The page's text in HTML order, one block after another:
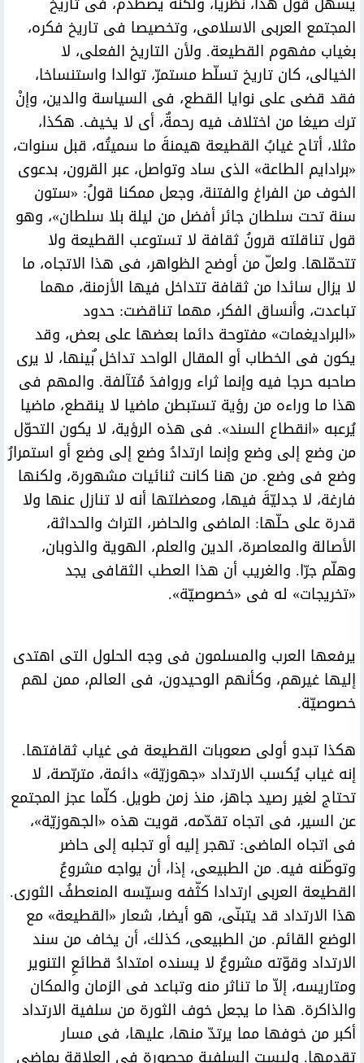
المجتمع العربى الاسلامى، وتخصيصا فى تاريخ فكره،
بغياب مفهوم القطيعة. ولأن التاريخ الفعلى، لا
الخيالى، كان تاريخ تسلّط مستمرّ، توالدا واستنساخا،
فقد قضى على نوايا القطع، فى السياسة والدين، وإنْ
ترك صيغا من اختلاف فيه رحمةٌ، أى لا يخيف. هكذا،
مثلا، أتاح غيابُ القطيعة هيمنةَ ما سميتُه، قبل سنوات،
«برادايم الطاعة» الذى ساد وتواصل، عبر القرون، بدعوى
الخوف من الفراغ والفتنة، وجعل ممكنا قولُ: «ستون
سنة تحت سلطان جائر أفضل من ليلة بلا سلطان»، وهو
قول تناقلته قرونُ ثقافة لا تستوعب القطيعة ولا
تتحمّلها. ولعلّ من أوضح الظواهر، فى هذا الاتجاه، ما
لا يزال سائدا من ثقافة تتداخل فيها الأزمنة، مهما
تباعدت، وأنساق الفكر، مهما تناقضت: حدود
«البراديغمات» مفتوحة دائما بعضها على بعض، وقد
يكون فى الخطاب أو المقال الواحد تداخل ٌبينها، لا يرى
صاحبه حرجا فيه وإنما ثراء وروافدَ مُتآلفة. والمهم فى
هذا ما وراءه من رؤية تستبطن ماضيا لا ينقطع، ماضيا
يُرعبه «انقطاع السند». فى هذه الرؤية، لا يكون التحوّل
من وضع إلى وضع وإنما ارتدادُ وضع إلى وضع أو استمرارُ
وضع فى وضع. من هنا كانت ثنائيات مشهورة، ولكنها
فارغة، لا جدليّةَ فيها، ومعضلتها أنه لا تنازل عنها ولا
قدرة على حلّها: الماضى والحاضر، التراث والحداثة،
الأصالة والمعاصرة، الدين والعلم، الهوية والذوبان،
وهلّم جرّا. والغريب أن هذا العطب الثقافى يجد
«تخريجات» له فى «خصوصيّة».
يرفعها العرب والمسلمون فى وجه الحلول التى اهتدى
إليها غيرهم، وكأنهم الوحيدون، فى العالم، ممن لهم
خصوصيّة.
هكذا تبدو أولى صعوبات القطيعة فى غياب ثقافتها.
إنه غياب يُكسب الارتداد «جهوزيّة» دائمة، متربّصة، لا
تحتاج لغير رصيد جاهز، منذ زمن طويل. كلّما عجز المجتمع
عن السير، فى اتجاه تقدّمه، قويت هذه «الجهوزيّة»،
فى اتجاه الماضى: تهجر إليه أو تجلبه إلى حاضر
وتوطّنه فيه. من الطبيعى، إذا، أن يواجه مشروعُ
القطيعة العربى ارتدادا كثّفه وسيّسه المنعطفُ الثورى.
هذا الارتداد قد يتبنّى، هو أيضا، شعار «القطيعة» مع
الوضع القائم. من الطبيعى، كذلك، أن يخاف من سند
الارتداد وقوّته مشروعٌ لا يسنده امتدادُ قطائعِ التنوير
ومتاريسه، إلاّ ما تناثر منه وتباعد فى الزمان والمكان
والذاكرة. هذا ما يجعل خوف الثورة من سلفية الارتداد
أكبر من خوفها مما يرتدّ منها، عليها، فى مسار
تقدمها. وليست السلفية محصورة فى العلاقة بماضى